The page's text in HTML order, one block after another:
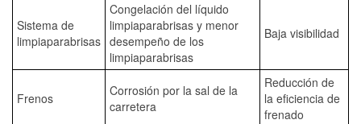
Sistema de
limpiaparabrisas
Congelación del líquido
limpiaparabrisas y menor
desempeño de los
limpiaparabrisas
Baja visibilidad
Frenos
Corrosión por la sal de la
carretera
Reducción de
la eficiencia de
frenado